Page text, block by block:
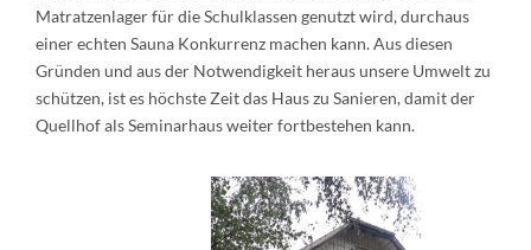
Matratzenlager für die Schulklassen genutzt wird, durchaus
einer echten Sauna Konkurrenz machen kann. Aus diesen
Gründen und aus der Notwendigkeit heraus unsere Umwelt zu
schützen, ist es höchste Zeit das Haus zu Sanieren, damit der
Quellhof als Seminarhaus weiter fortbestehen kann.